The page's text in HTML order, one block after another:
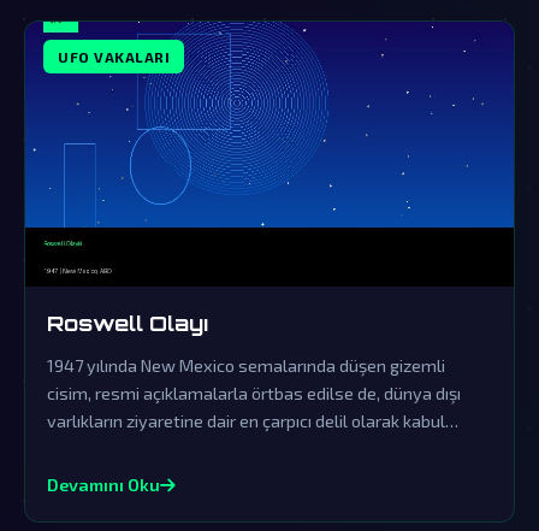
UFO VAKALARI
Roswell Olayı
1947 yılında New Mexico semalarında düşen gizemli
cisim, resmi açıklamalarla örtbas edilse de, dünya dışı
varlıkların ziyaretine dair en çarpıcı delil olarak kabul
Devamını Oku